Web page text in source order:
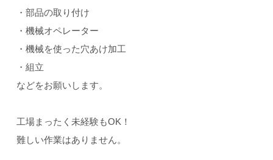
・部品の取り付け
・機械オペレーター
・機械を使った穴あけ加工
・組立
などをお願いします。
工場まったく未経験もOK！
難しい作業はありません。